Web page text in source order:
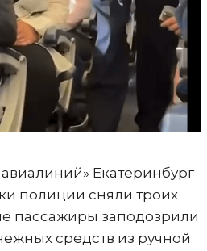
Екатеринбург
полиции сняли троих
пассажиры заподозрили
средств из ручной